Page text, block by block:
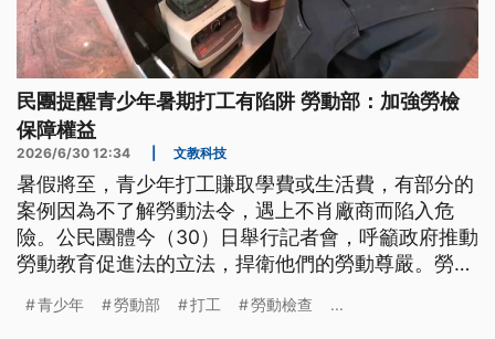
民團提醒青少年暑期打工有陷阱 勞動部：加強勞檢
保障權益
2026/6/30 12:34 文教科技
暑假將至，青少年打工賺取學費或生活費，有部分的
案例因為不了解勞動法令，遇上不肖廠商而陷入危
險。公民團體今（30）日舉行記者會，呼籲政府推動
勞動教育促進法的立法，捍衛他們的勞動尊嚴。勞動
青少年 勞動部 打工 勞動檢查 ...